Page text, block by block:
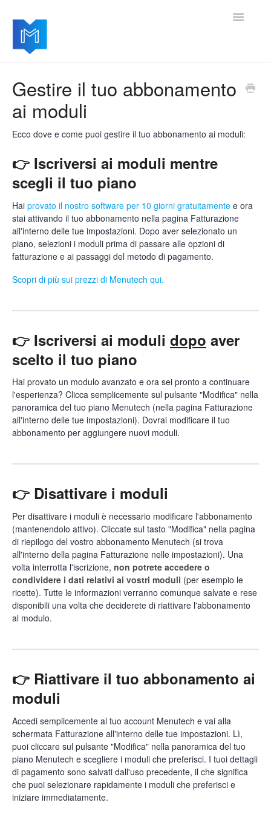
Toggle
Gestire le impostazioni
Aggiungere moduli avanzati
Aggiornamenti del software
Gestire il tuo abbonamento
ai moduli
Ecco dove e come puoi gestire il tuo abbonamento ai moduli:
👉 Iscriversi ai moduli mentre
scegli il tuo piano
Hai provato il nostro software per 10 giorni gratuitamente e ora
stai attivando il tuo abbonamento nella pagina Fatturazione
all'interno delle tue impostazioni. Dopo aver selezionato un
piano, selezioni i moduli prima di passare alle opzioni di
fatturazione e ai passaggi del metodo di pagamento.
Scopri di più sui prezzi di Menutech qui.
👉 Iscriversi ai moduli dopo aver
scelto il tuo piano
Hai provato un modulo avanzato e ora sei pronto a continuare
l'esperienza? Clicca semplicemente sul pulsante "Modifica" nella
panoramica del tuo piano Menutech (nella pagina Fatturazione
all'interno delle tue impostazioni). Dovrai modificare il tuo
abbonamento per aggiungere nuovi moduli.
👉 Disattivare i moduli
Per disattivare i moduli è necessario modificare l'abbonamento
(mantenendolo attivo). Cliccate sul tasto "Modifica" nella pagina
di riepilogo del vostro abbonamento Menutech (si trova
all'interno della pagina Fatturazione nelle impostazioni). Una
volta interrotta l'iscrizione, non potrete accedere o
condividere i dati relativi ai vostri moduli (per esempio le
ricette). Tutte le informazioni verranno comunque salvate e rese
disponibili una volta che deciderete di riattivare l'abbonamento
al modulo.
👉 Riattivare il tuo abbonamento ai
moduli
Accedi semplicemente al tuo account Menutech e vai alla
schermata Fatturazione all'interno delle tue impostazioni. Lì,
puoi cliccare sul pulsante "Modifica" nella panoramica del tuo
piano Menutech e scegliere i moduli che preferisci. I tuoi dettagli
di pagamento sono salvati dall'uso precedente, il che significa
che puoi selezionare rapidamente i moduli che preferisci e
iniziare immediatamente.